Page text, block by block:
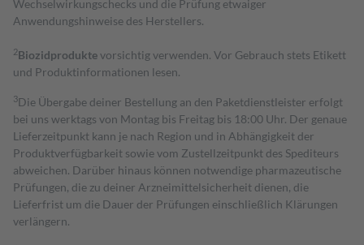
Wechselwirkungschecks und die Prüfung etwaiger
Anwendungshinweise des Herstellers.
2Biozidproduktevorsichtig verwenden. Vor Gebrauch stets Etikett
und Produktinformationen lesen.
3Die Übergabe deiner Bestellung an den Paketdienstleister erfolgt
bei uns werktags von Montag bis Freitag bis 18:00 Uhr. Der genaue
Lieferzeitpunkt kann je nach Region und in Abhängigkeit der
Produktverfügbarkeit sowie vom Zustellzeitpunkt des Spediteurs
abweichen. Darüber hinaus können notwendige pharmazeutische
Prüfungen, die zu deiner Arzneimittelsicherheit dienen, die
Lieferfrist um die Dauer der Prüfungen einschließlich Klärungen
verlängern.